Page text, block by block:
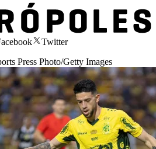
Twitter
Press Photo/Getty Images